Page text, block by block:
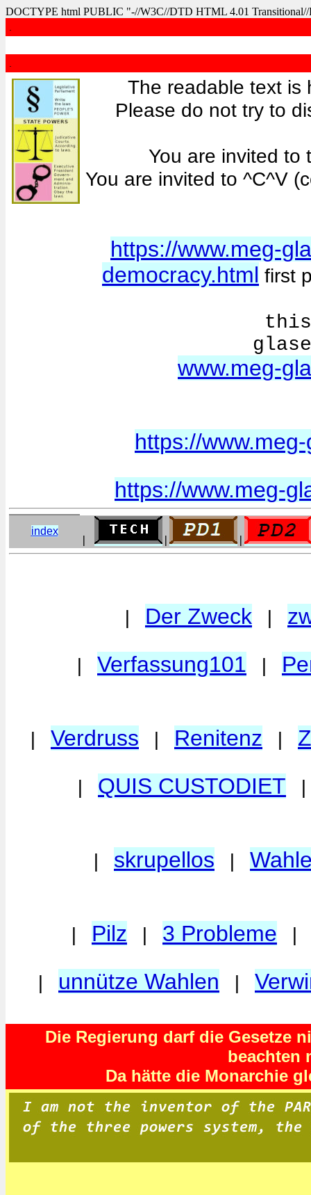
DOCTYPE html PUBLIC "-//W3C//DTD HTML 4.01
The readable text is
Please do not try to
You are invited to
You are invited to ^C^V
https://www.meg-
democracy.html first
this
www.meg-
https://
https://www.meg-
index
Der Zweck
Verfassung101
Verdruss Renitenz
QUIS CUSTODIET
skrupellos
Pilz 3 Probleme
unnütze Wahlen
Die Regierung darf die Gesetze
beachten
Da hätte die Monarchie